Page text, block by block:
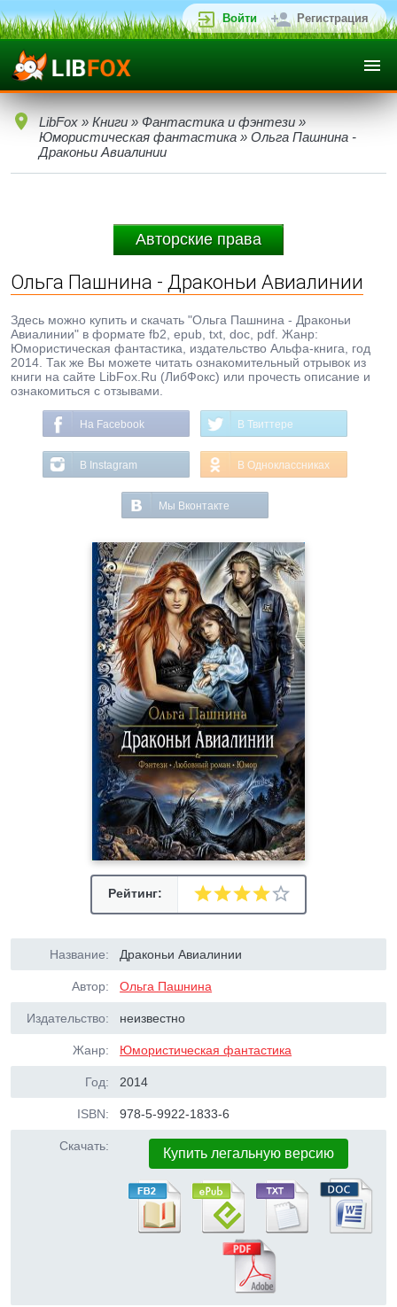
Войти Регистрация
LibFox » Книги » Фантастика и фэнтези »
Юмористическая фантастика » Ольга Пашнина -
Драконьи Авиалинии
Авторские права
Ольга Пашнина - Драконьи Авиалинии
Здесь можно купить и скачать "Ольга Пашнина - Драконьи
Авиалинии" в формате fb2, epub, txt, doc, pdf. Жанр:
Юмористическая фантастика, издательство Альфа-книга, год
2014. Так же Вы можете читать ознакомительный отрывок из
книги на сайте LibFox.Ru (ЛибФокс) или прочесть описание и
ознакомиться с отзывами.
На Facebook В Твиттере
В Instagram В Одноклассниках
Мы Вконтакте
Рейтинг:
Название: Драконьи Авиалинии
Автор: Ольга Пашнина
Издательство: неизвестно
Жанр: Юмористическая фантастика
Год: 2014
ISBN: 978-5-9922-1833-6
Скачать: Купить легальную версию